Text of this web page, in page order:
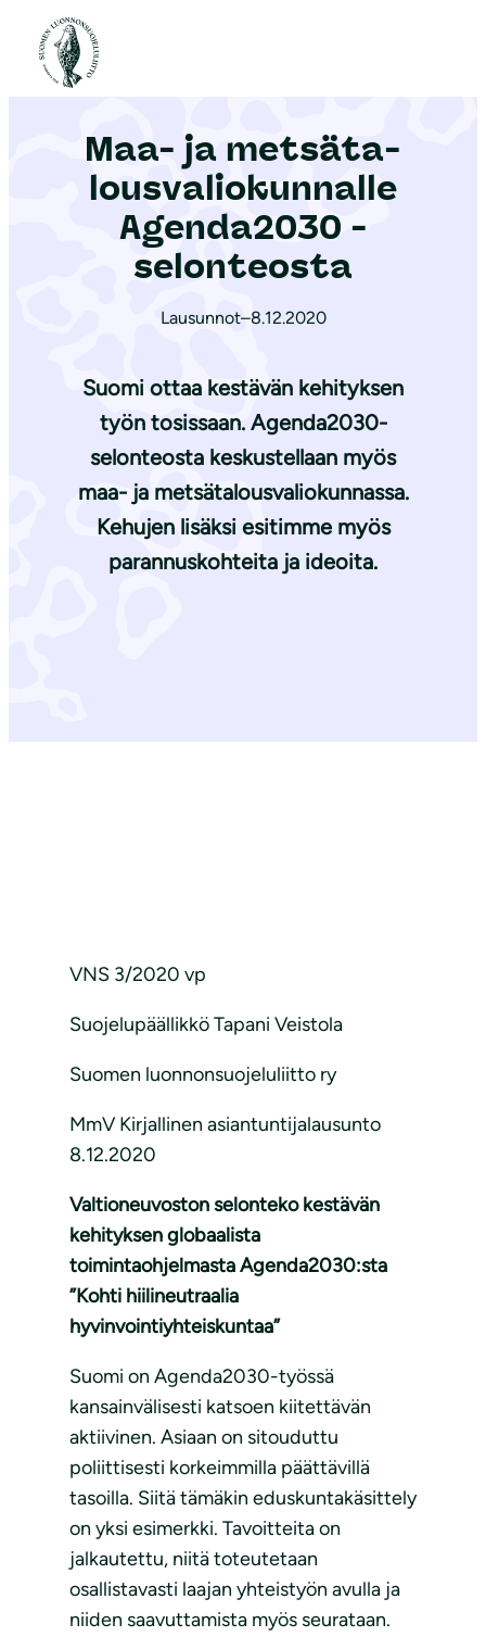
Etusivu
Maa- ja met­sä­ta­
lous­va­lio­kun­nal­le
Agenda2030 -
selonteosta
Lausunnot–8.12.2020
Suomi ottaa kestävän kehityksen
työn tosissaan. Agenda2030-
selonteosta keskustellaan myös
maa- ja metsätalousvaliokunnassa.
Kehujen lisäksi esitimme myös
parannuskohteita ja ideoita.
VNS 3/2020 vp
Suojelupäällikkö Tapani Veistola
Suomen luonnonsuojeluliitto ry
MmV Kirjallinen asiantuntijalausunto
8.12.2020
Valtioneuvoston selonteko kestävän
kehityksen globaalista
toimintaohjelmasta Agenda2030:sta
”Kohti hiilineutraalia
hyvinvointiyhteiskuntaa”
Suomi on Agenda2030-työssä
kansainvälisesti katsoen kiitettävän
aktiivinen. Asiaan on sitouduttu
poliittisesti korkeimmilla päättävillä
tasoilla. Siitä tämäkin eduskuntakäsittely
on yksi esimerkki. Tavoitteita on
jalkautettu, niitä toteutetaan
osallistavasti laajan yhteistyön avulla ja
niiden saavuttamista myös seurataan.